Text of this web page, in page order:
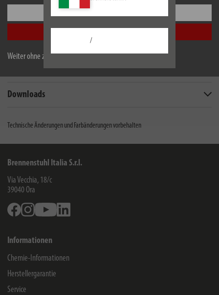
Weiter ohne zu akzeptieren
/
Beschreibung
Lieferumfang
Downloads
Technische Änderungen und Farbänderungen vorbehalten
Brennenstuhl Italia S.r.l.
Via Vecchia, 18/c
39040Ora
FacebookInstagramYoutube
Informationen
Chemie-Informationen
Herstellergarantie
Service